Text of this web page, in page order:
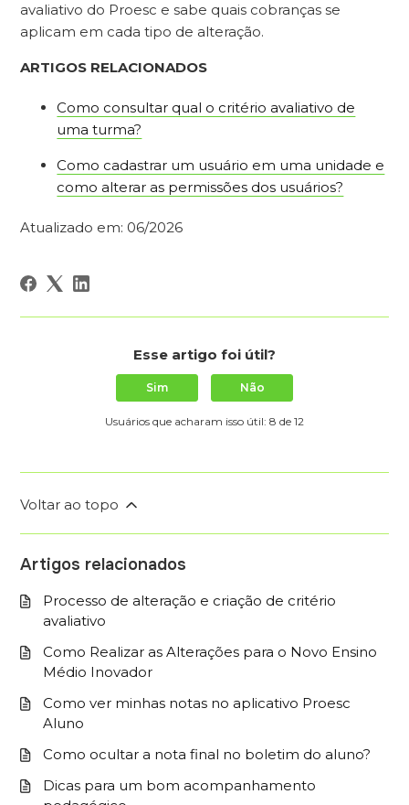
avaliativo do Proesc e sabe quais cobranças se
aplicam em cada tipo de alteração.
ARTIGOS RELACIONADOS
Como consultar qual o critério avaliativo de
uma turma?
Como cadastrar um usuário em uma unidade e
como alterar as permissões dos usuários?
Atualizado em: 06/2026
Esse artigo foi útil?
Sim Não
Usuários que acharam isso útil: 8 de 12
Voltar ao topo
Artigos relacionados
Processo de alteração e criação de critério
avaliativo
Como Realizar as Alterações para o Novo Ensino
Médio Inovador
Como ver minhas notas no aplicativo Proesc
Aluno
Como ocultar a nota final no boletim do aluno?
Dicas para um bom acompanhamento